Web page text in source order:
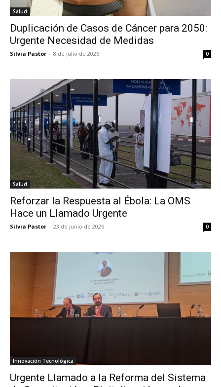
Salud
Duplicación de Casos de Cáncer para 2050:
Urgente Necesidad de Medidas
Silvia Pastor - 8 de julio de 2026 0
Salud
Reforzar la Respuesta al Ébola: La OMS
Hace un Llamado Urgente
Silvia Pastor - 23 de junio de 2026 0
Innovación Tecnológica
Urgente Llamado a la Reforma del Sistema